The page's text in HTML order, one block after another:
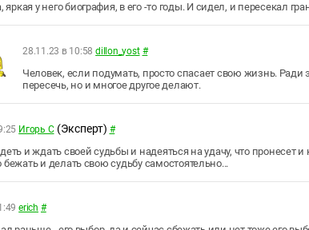
яркая у него биография, в его -то годы. И сидел, и пересекал
28.11.23 в 10:58 dillon_yost #
Человек, если подумать, просто спасает свою жизнь. Ради
пересечь, но и многое другое делают.
Игорь С (Эксперт) #
и ждать своей судьбы и надеяться на удачу, что пронесет
бежать и делать свою судьбу самостоятельно...
erich #